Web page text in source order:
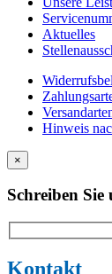
Aktuelles
Hinweis
×
Schreiben
Kontakt